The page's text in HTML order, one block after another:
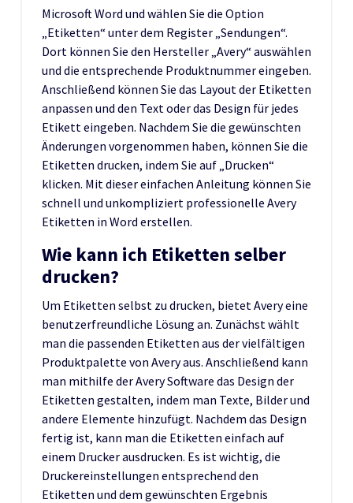
Microsoft Word und wählen Sie die Option
„Etiketten“ unter dem Register „Sendungen“.
Dort können Sie den Hersteller „Avery“ auswählen
und die entsprechende Produktnummer eingeben.
Anschließend können Sie das Layout der Etiketten
anpassen und den Text oder das Design für jedes
Etikett eingeben. Nachdem Sie die gewünschten
Änderungen vorgenommen haben, können Sie die
Etiketten drucken, indem Sie auf „Drucken“
klicken. Mit dieser einfachen Anleitung können Sie
schnell und unkompliziert professionelle Avery
Etiketten in Word erstellen.
Wie kann ich Etiketten selber
drucken?
Um Etiketten selbst zu drucken, bietet Avery eine
benutzerfreundliche Lösung an. Zunächst wählt
man die passenden Etiketten aus der vielfältigen
Produktpalette von Avery aus. Anschließend kann
man mithilfe der Avery Software das Design der
Etiketten gestalten, indem man Texte, Bilder und
andere Elemente hinzufügt. Nachdem das Design
fertig ist, kann man die Etiketten einfach auf
einem Drucker ausdrucken. Es ist wichtig, die
Druckereinstellungen entsprechend den
Etiketten und dem gewünschten Ergebnis